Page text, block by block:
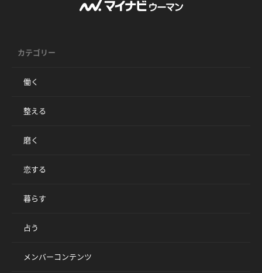
カテゴリー
働く
整える
磨く
恋する
暮らす
占う
メンバーコンテンツ